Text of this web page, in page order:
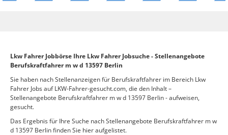
Lkw Fahrer Jobbörse Ihre Lkw Fahrer Jobsuche - Stellenangebote
Berufskraftfahrer m w d 13597 Berlin
Sie haben nach Stellenanzeigen für Berufskraftfahrer im Bereich Lkw
Fahrer Jobs auf LKW-Fahrer-gesucht.com, die den Inhalt –
Stellenangebote Berufskraftfahrer m w d 13597 Berlin - aufweisen,
gesucht.
Das Ergebnis für Ihre Suche nach Stellenangebote Berufskraftfahrer m w
d 13597 Berlin finden Sie hier aufgelistet.